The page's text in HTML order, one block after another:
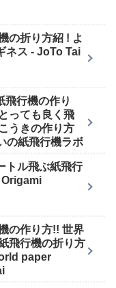
の折り方紹 ! よ
ネス - JoTo Tai
飛行機の作り
っても良く飛
うきの作り方
の紙飛行機ラボ
トル飛ぶ紙飛行
Origami
の作り方!! 世界
飛行機の折り方
paper